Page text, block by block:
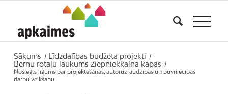
Sākums / Līdzdalības budžeta projekti /
Bērnu rotaļu laukums Ziepniekkalna kāpās
/
Noslēgts līgums par projektēšanas, autoruzraudzības un būvniecības
darbu veikšanu